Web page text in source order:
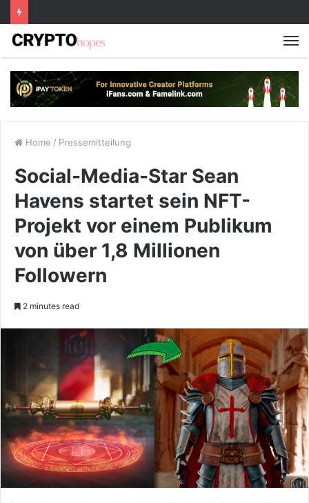
Home / Pressemitteilung
Social-Media-Star Sean
Havens startet sein NFT-
Projekt vor einem Publikum
von über 1,8 Millionen
Followern
2 minutes read